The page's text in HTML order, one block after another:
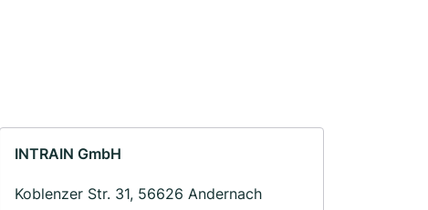
INTRAIN GmbH
Koblenzer Str. 31, 56626 Andernach